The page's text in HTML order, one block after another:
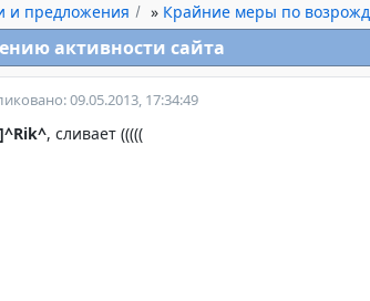
и предложения » Крайние меры по
активности сайта
09.05.2013, 17:34:49
, сливает (((((